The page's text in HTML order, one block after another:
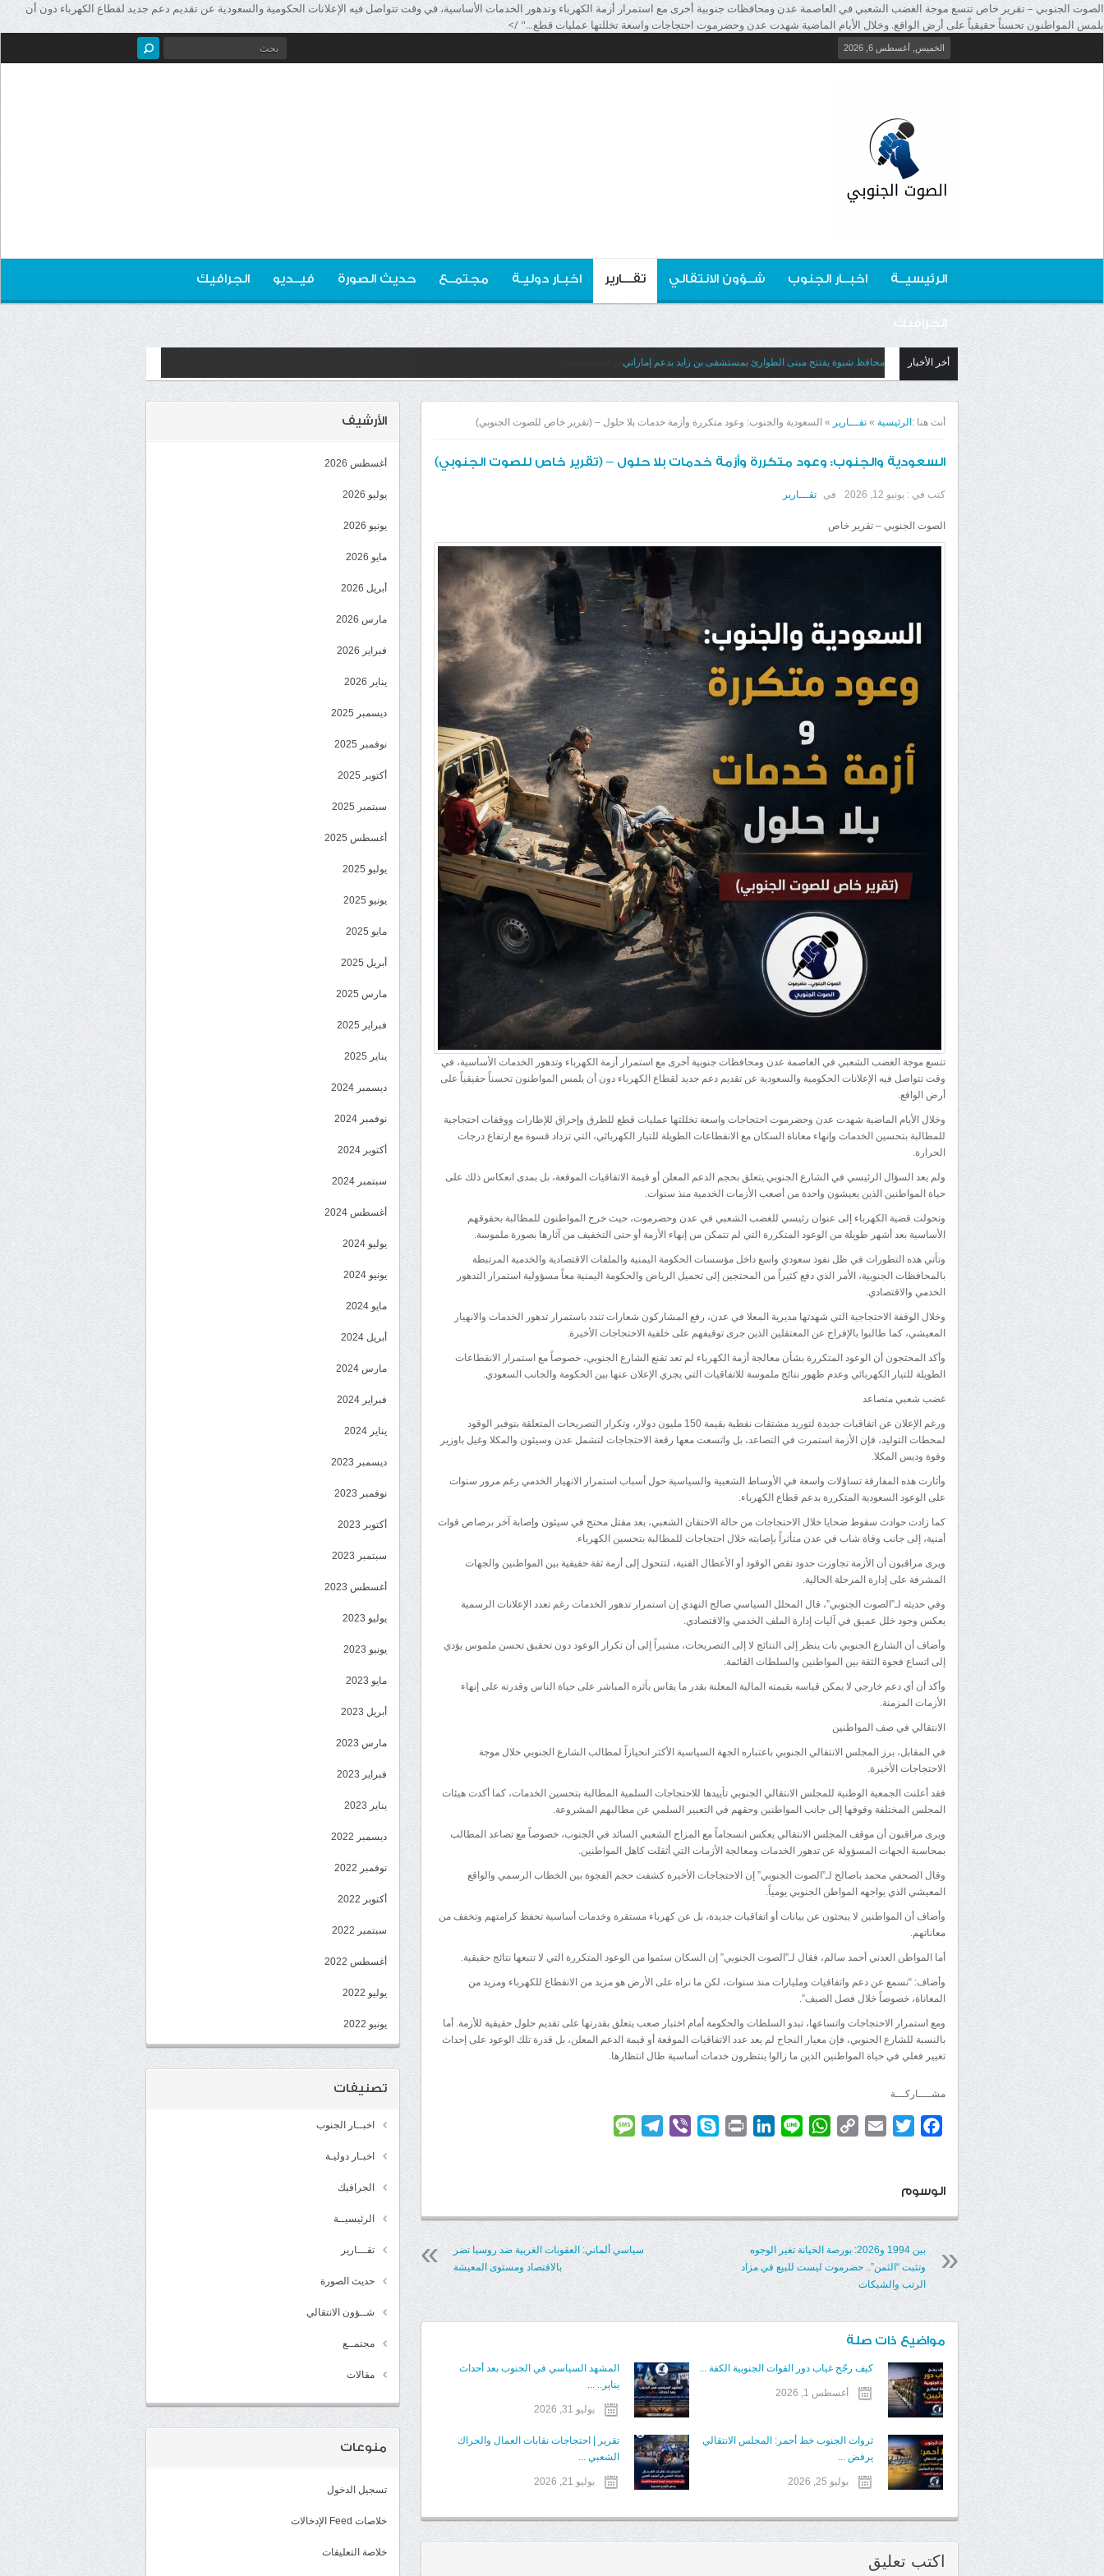
الصوت الجنوبي – تقرير خاص تتسع موجة الغضب الشعبي في العاصمة عدن ومحافظات جنوبية أخرى مع استمرار أزمة الكهرباء وتدهور الخدمات الأساسية، في وقت تتواصل فيه الإعلانات الحكومية والسعودية عن تقديم دعم جديد لقطاع الكهرباء دون أن
يلمس المواطنون تحسناً حقيقياً على أرض الواقع. وخلال الأيام الماضية شهدت عدن وحضرموت احتجاجات واسعة تخللتها عمليات قطع..." />
الخميس, أغسطس 6, 2026
الرئيسيــة اخبــار الجنوب شــؤون الانتقالي تقـــارير اخبـار دوليـة مجتمــع حديث الصورة فيــديو الجرافيك
الجرافيك
أخر الأخبار محافظ شبوة يفتتح مبنى الطوارئ بمستشفى بن زايد بدعم إماراتي
أنت هنا : الرئيسية » تقـــارير » السعودية والجنوب: وعود متكررة وأزمة خدمات بلا حلول – (تقرير خاص للصوت الجنوبي)
السعودية والجنوب: وعود متكررة وأزمة خدمات بلا حلول – (تقرير خاص للصوت الجنوبي)
كتب في : يونيو 12, 2026 في تقـــارير
الصوت الجنوبي – تقرير خاص
تتسع موجة الغضب الشعبي في العاصمة عدن ومحافظات جنوبية أخرى مع استمرار أزمة الكهرباء وتدهور الخدمات الأساسية، في
وقت تتواصل فيه الإعلانات الحكومية والسعودية عن تقديم دعم جديد لقطاع الكهرباء دون أن يلمس المواطنون تحسناً حقيقياً على
أرض الواقع.
وخلال الأيام الماضية شهدت عدن وحضرموت احتجاجات واسعة تخللتها عمليات قطع للطرق وإحراق للإطارات ووقفات احتجاجية
للمطالبة بتحسين الخدمات وإنهاء معاناة السكان مع الانقطاعات الطويلة للتيار الكهربائي، التي تزداد قسوة مع ارتفاع درجات
الحرارة.
ولم يعد السؤال الرئيسي في الشارع الجنوبي يتعلق بحجم الدعم المعلن أو قيمة الاتفاقيات الموقعة، بل بمدى انعكاس ذلك على
حياة المواطنين الذين يعيشون واحدة من أصعب الأزمات الخدمية منذ سنوات.
وتحولت قضية الكهرباء إلى عنوان رئيسي للغضب الشعبي في عدن وحضرموت، حيث خرج المواطنون للمطالبة بحقوقهم
الأساسية بعد أشهر طويلة من الوعود المتكررة التي لم تتمكن من إنهاء الأزمة أو حتى التخفيف من آثارها بصورة ملموسة.
وتأتي هذه التطورات في ظل نفوذ سعودي واسع داخل مؤسسات الحكومة اليمنية والملفات الاقتصادية والخدمية المرتبطة
بالمحافظات الجنوبية، الأمر الذي دفع كثيراً من المحتجين إلى تحميل الرياض والحكومة اليمنية معاً مسؤولية استمرار التدهور
الخدمي والاقتصادي.
وخلال الوقفة الاحتجاجية التي شهدتها مديرية المعلا في عدن، رفع المشاركون شعارات تندد باستمرار تدهور الخدمات والانهيار
المعيشي، كما طالبوا بالإفراج عن المعتقلين الذين جرى توقيفهم على خلفية الاحتجاجات الأخيرة.
وأكد المحتجون أن الوعود المتكررة بشأن معالجة أزمة الكهرباء لم تعد تقنع الشارع الجنوبي، خصوصاً مع استمرار الانقطاعات
الطويلة للتيار الكهربائي وعدم ظهور نتائج ملموسة للاتفاقيات التي يجري الإعلان عنها بين الحكومة والجانب السعودي.
غضب شعبي متصاعد
ورغم الإعلان عن اتفاقيات جديدة لتوريد مشتقات نفطية بقيمة 150 مليون دولار، وتكرار التصريحات المتعلقة بتوفير الوقود
لمحطات التوليد، فإن الأزمة استمرت في التصاعد، بل واتسعت معها رقعة الاحتجاجات لتشمل عدن وسيئون والمكلا وغيل باوزير
وفوة وديس المكلا.
وأثارت هذه المفارقة تساؤلات واسعة في الأوساط الشعبية والسياسية حول أسباب استمرار الانهيار الخدمي رغم مرور سنوات
على الوعود السعودية المتكررة بدعم قطاع الكهرباء.
كما زادت حوادث سقوط ضحايا خلال الاحتجاجات من حالة الاحتقان الشعبي، بعد مقتل محتج في سيئون وإصابة آخر برصاص قوات
أمنية، إلى جانب وفاة شاب في عدن متأثراً بإصابته خلال احتجاجات للمطالبة بتحسين الكهرباء.
ويرى مراقبون أن الأزمة تجاوزت حدود نقص الوقود أو الأعطال الفنية، لتتحول إلى أزمة ثقة حقيقية بين المواطنين والجهات
المشرفة على إدارة المرحلة الحالية.
وفي حديثه لـ”الصوت الجنوبي”، قال المحلل السياسي صالح النهدي إن استمرار تدهور الخدمات رغم تعدد الإعلانات الرسمية
يعكس وجود خلل عميق في آليات إدارة الملف الخدمي والاقتصادي.
وأضاف أن الشارع الجنوبي بات ينظر إلى النتائج لا إلى التصريحات، مشيراً إلى أن تكرار الوعود دون تحقيق تحسن ملموس يؤدي
إلى اتساع فجوة الثقة بين المواطنين والسلطات القائمة.
وأكد أن أي دعم خارجي لا يمكن قياسه بقيمته المالية المعلنة بقدر ما يقاس بأثره المباشر على حياة الناس وقدرته على إنهاء
الأزمات المزمنة.
الانتقالي في صف المواطنين
في المقابل، برز المجلس الانتقالي الجنوبي باعتباره الجهة السياسية الأكثر انحيازاً لمطالب الشارع الجنوبي خلال موجة
الاحتجاجات الأخيرة.
فقد أعلنت الجمعية الوطنية للمجلس الانتقالي الجنوبي تأييدها للاحتجاجات السلمية المطالبة بتحسين الخدمات، كما أكدت هيئات
المجلس المختلفة وقوفها إلى جانب المواطنين وحقهم في التعبير السلمي عن مطالبهم المشروعة.
ويرى مراقبون أن موقف المجلس الانتقالي يعكس انسجاماً مع المزاج الشعبي السائد في الجنوب، خصوصاً مع تصاعد المطالب
بمحاسبة الجهات المسؤولة عن تدهور الخدمات ومعالجة الأزمات التي أثقلت كاهل المواطنين.
وقال الصحفي محمد باصالح لـ”الصوت الجنوبي” إن الاحتجاجات الأخيرة كشفت حجم الفجوة بين الخطاب الرسمي والواقع
المعيشي الذي يواجهه المواطن الجنوبي يومياً.
وأضاف أن المواطنين لا يبحثون عن بيانات أو اتفاقيات جديدة، بل عن كهرباء مستقرة وخدمات أساسية تحفظ كرامتهم وتخفف من
معاناتهم.
أما المواطن العدني أحمد سالم، فقال لـ”الصوت الجنوبي” إن السكان سئموا من الوعود المتكررة التي لا تتبعها نتائج حقيقية.
وأضاف: “نسمع عن دعم واتفاقيات ومليارات منذ سنوات، لكن ما نراه على الأرض هو مزيد من الانقطاع للكهرباء ومزيد من
المعاناة، خصوصاً خلال فصل الصيف”.
ومع استمرار الاحتجاجات واتساعها، تبدو السلطات والحكومة أمام اختبار صعب يتعلق بقدرتها على تقديم حلول حقيقية للأزمة. أما
بالنسبة للشارع الجنوبي، فإن معيار النجاح لم يعد عدد الاتفاقيات الموقعة أو قيمة الدعم المعلن، بل قدرة تلك الوعود على إحداث
تغيير فعلي في حياة المواطنين الذين ما زالوا ينتظرون خدمات أساسية طال انتظارها.
مشــــاركـــة
Facebook
Twitter
Email
Copy
WhatsApp
Line
LinkedIn
Print
Skype
Viber
Telegram
الوسوم
سياسي ألماني: العقوبات الغربية ضد روسيا تضر
بالاقتصاد ومستوى المعيشة
بين 1994 و2026: بورصة الخيانة تغير الوجوه
وتثبت “الثمن”.. حضرموت ليست للبيع في مزاد
الرتب والشيكات
مواضيع ذات صلة
كيف رجّح غياب دور القوات الجنوبية الكفة ...
أغسطس 1, 2026
المشهد السياسي في الجنوب بعد أحداث
يناير.. ...
يوليو 31, 2026
ثروات الجنوب خط أحمر: المجلس الانتقالي
يرفض ...
يوليو 25, 2026
تقرير | احتجاجات نقابات العمال والحراك
الشعبي ...
يوليو 21, 2026
اكتب تعليق
الأرشيف
أغسطس 2026
يوليو 2026
يونيو 2026
مايو 2026
أبريل 2026
مارس 2026
فبراير 2026
يناير 2026
ديسمبر 2025
نوفمبر 2025
أكتوبر 2025
سبتمبر 2025
أغسطس 2025
يوليو 2025
يونيو 2025
مايو 2025
أبريل 2025
مارس 2025
فبراير 2025
يناير 2025
ديسمبر 2024
نوفمبر 2024
أكتوبر 2024
سبتمبر 2024
أغسطس 2024
يوليو 2024
يونيو 2024
مايو 2024
أبريل 2024
مارس 2024
فبراير 2024
يناير 2024
ديسمبر 2023
نوفمبر 2023
أكتوبر 2023
سبتمبر 2023
أغسطس 2023
يوليو 2023
يونيو 2023
مايو 2023
أبريل 2023
مارس 2023
فبراير 2023
يناير 2023
ديسمبر 2022
نوفمبر 2022
أكتوبر 2022
سبتمبر 2022
أغسطس 2022
يوليو 2022
يونيو 2022
تصنيفات
اخبــار الجنوب
اخبـار دوليـة
الجرافيك
الرئيسيــة
تقـــارير
حديث الصورة
شــؤون الانتقالي
مجتمــع
مقالات
منوعات
تسجيل الدخول
خلاصات Feed الإدخالات
خلاصة التعليقات